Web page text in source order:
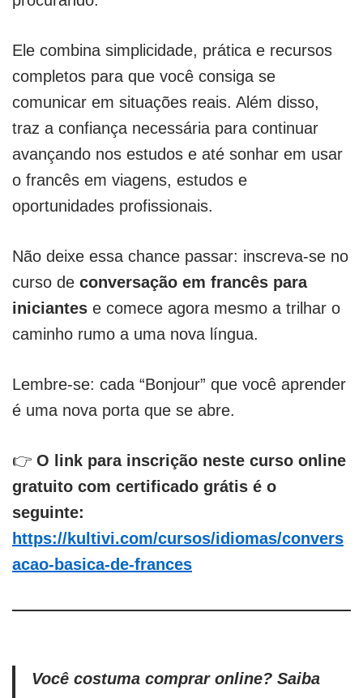
Ele combina simplicidade, prática e recursos
completos para que você consiga se
comunicar em situações reais. Além disso,
traz a confiança necessária para continuar
avançando nos estudos e até sonhar em usar
o francês em viagens, estudos e
oportunidades profissionais.
Não deixe essa chance passar: inscreva-se no
curso de conversação em francês para
iniciantes e comece agora mesmo a trilhar o
caminho rumo a uma nova língua.
Lembre-se: cada “Bonjour” que você aprender
é uma nova porta que se abre.
👉 O link para inscrição neste curso online
gratuito com certificado grátis é o
seguinte:
https://kultivi.com/cursos/idiomas/convers
acao-basica-de-frances
Você costuma comprar online? Saiba